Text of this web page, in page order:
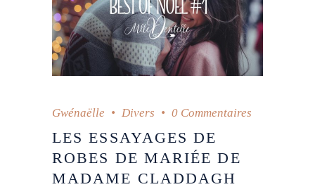
Gwénaëlle Divers 0 Commentaires
LES ESSAYAGES DE
ROBES DE MARIÉE DE
MADAME CLADDAGH